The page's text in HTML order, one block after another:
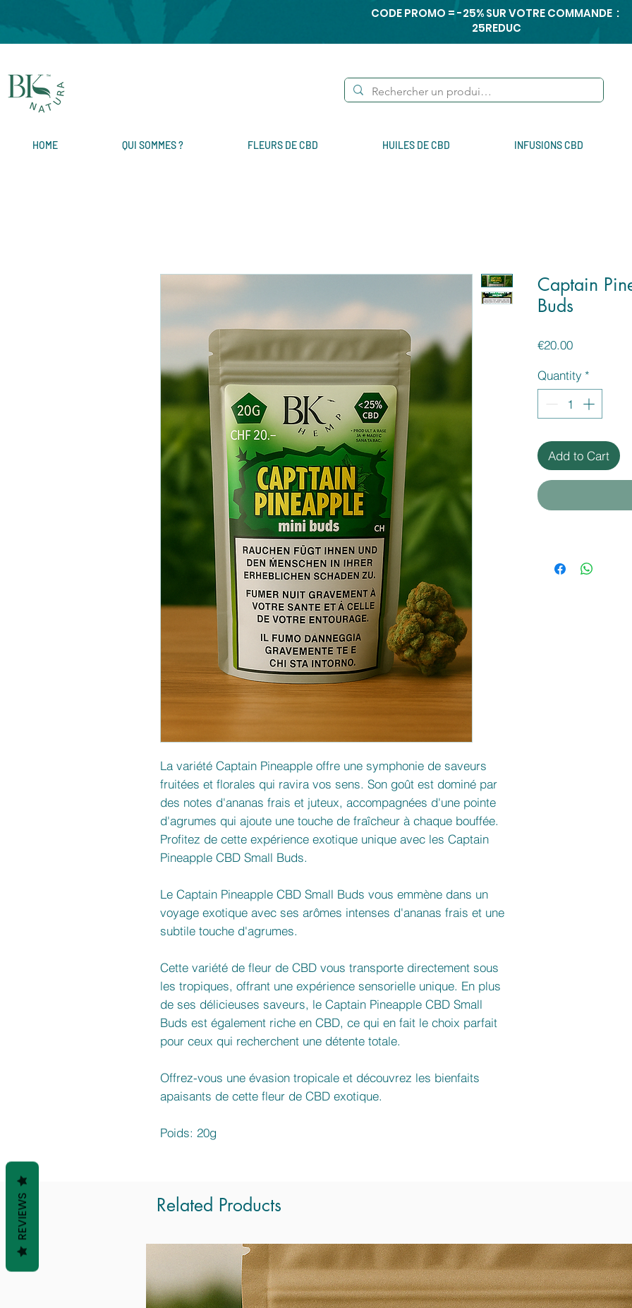
CODE PROMO = -25% SUR VOTRE COMMANDE :
25REDUC
HOME QUI SOMMES ? FLEURS DE CBD HUILES DE CBD INFUSIONS CBD
La variété Captain Pineapple offre une symphonie de saveurs
fruitées et florales qui ravira vos sens. Son goût est dominé par
des notes d'ananas frais et juteux, accompagnées d'une pointe
d'agrumes qui ajoute une touche de fraîcheur à chaque bouffée.
Profitez de cette expérience exotique unique avec les Captain
Pineapple CBD Small Buds.
Le Captain Pineapple CBD Small Buds vous emmène dans un
voyage exotique avec ses arômes intenses d'ananas frais et une
subtile touche d'agrumes.
Cette variété de fleur de CBD vous transporte directement sous
les tropiques, offrant une expérience sensorielle unique. En plus
de ses délicieuses saveurs, le Captain Pineapple CBD Small
Buds est également riche en CBD, ce qui en fait le choix parfait
pour ceux qui recherchent une détente totale.
Offrez-vous une évasion tropicale et découvrez les bienfaits
apaisants de cette fleur de CBD exotique.
Poids: 20g
Captain
Buds
€20.00Price
Quantity *
Add to Cart
Related Products
REVIEWS